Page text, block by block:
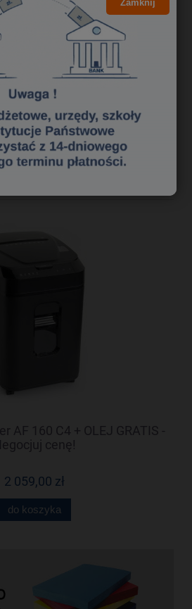
145,53 zł
do koszyka
1 2 3 »
AF 160 C4 + OLEJ GRATIS -
cenę!
2 059,00 zł
do koszyka
Zamknij